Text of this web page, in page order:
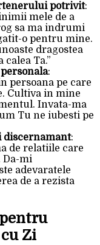
potrivit:
mele de a
sa ma indrumi
o pentru mine.
dragostea
Ta.”
:
persoana pe care
Cultiva in mine
Invata-ma
Tu ne iubesti pe
discernamant:
de relatiile care
Da-mi
adevaratele
de a rezista
Zi